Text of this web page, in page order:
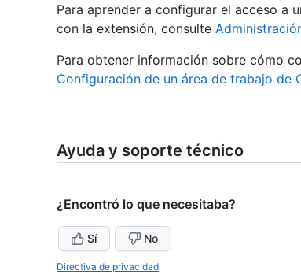
Para aprender a configurar el acceso a
con la extensión, consulte
Para obtener información sobre cómo
Configuración de un área de trabajo de
Ayuda y soporte técnico
¿Encontró lo que necesitaba?
Sí No
Directiva de privacidad